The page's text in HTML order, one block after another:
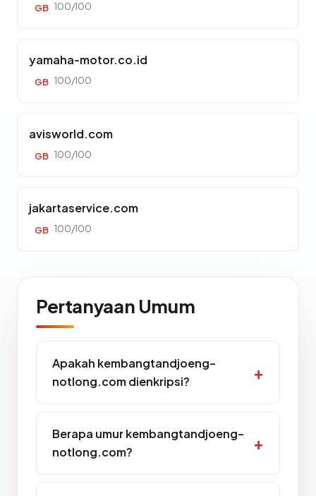
GB 100/100
yamaha-motor.co.id
GB 100/100
avisworld.com
GB 100/100
jakartaservice.com
GB 100/100
Pertanyaan Umum
Apakah kembangtandjoeng-
notlong.com dienkripsi?
Berapa umur kembangtandjoeng-
notlong.com?